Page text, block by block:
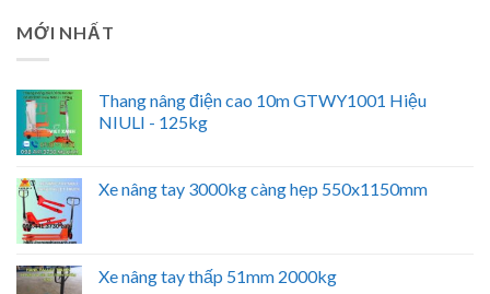
MỚI NHẤT
Thang nâng điện cao 10m GTWY1001 Hiệu
NIULI - 125kg
Xe nâng tay 3000kg càng hẹp 550x1150mm
Xe nâng tay thấp 51mm 2000kg